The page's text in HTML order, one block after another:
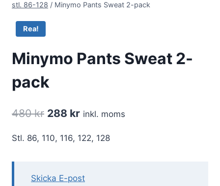
stl. 86-128 / Minymo Pants Sweat 2-pack
Rea!
Minymo Pants Sweat 2-
pack
480kr Det
priset
480 kr.
288 krDet
priset
288 kr.
inkl. moms
Stl. 86, 110, 116, 122, 128
Skicka E-post